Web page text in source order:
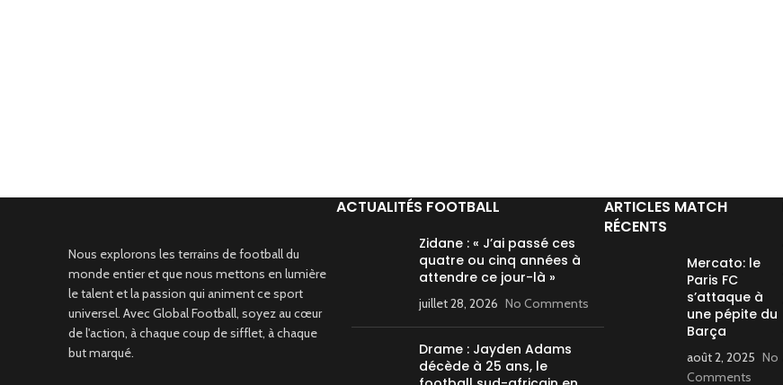
Nous explorons les terrains de football du
monde entier et que nous mettons en lumière
le talent et la passion qui animent ce sport
universel. Avec Global Football, soyez au cœur
de l'action, à chaque coup de sifflet, à chaque
but marqué.
ACTUALITÉS FOOTBALL
Zidane : « J’ai passé ces
quatre ou cinq années à
attendre ce jour-là »
juillet 28, 2026 No Comments
Drame : Jayden Adams
décède à 25 ans, le
ARTICLES MATCH
RÉCENTS
Mercato: le
Paris FC
s’attaque à
une pépite du
Barça
août 2, 2025 No
Comments